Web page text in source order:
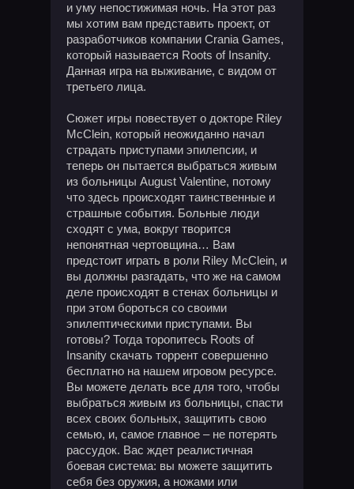
и уму непостижимая ночь. На этот раз
мы хотим вам представить проект, от
разработчиков компании Crania Games,
который называется Roots of Insanity.
Данная игра на выживание, с видом от
третьего лица.
Сюжет игры повествует о докторе Riley
McClein, который неожиданно начал
страдать приступами эпилепсии, и
теперь он пытается выбраться живым
из больницы August Valentine, потому
что здесь происходят таинственные и
страшные события. Больные люди
сходят с ума, вокруг творится
непонятная чертовщина… Вам
предстоит играть в роли Riley McClein, и
вы должны разгадать, что же на самом
деле происходят в стенах больницы и
при этом бороться со своими
эпилептическими приступами. Вы
готовы? Тогда торопитесь Roots of
Insanity скачать торрент совершенно
бесплатно на нашем игровом ресурсе.
Вы можете делать все для того, чтобы
выбраться живым из больницы, спасти
всех своих больных, защитить свою
семью, и, самое главное – не потерять
рассудок. Вас ждет реалистичная
боевая система: вы можете защитить
себя без оружия, а ножами или